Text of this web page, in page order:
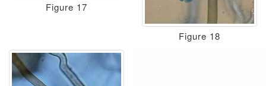
Figure 17
Figure 18